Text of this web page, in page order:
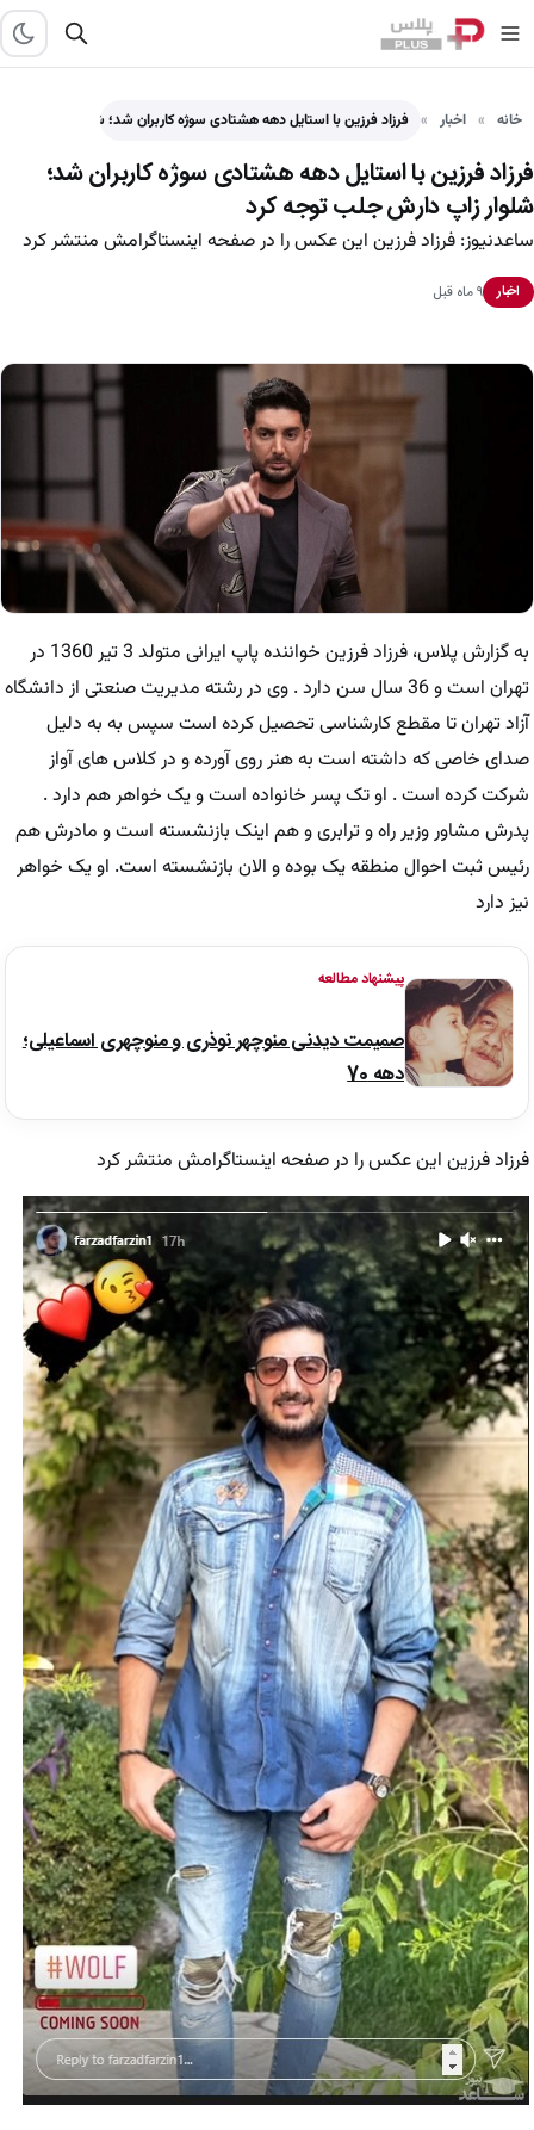
خانه اخبار فرزاد فرزین با استایل دهه هشتادی سوژه کاربران شد؛ شلوار…
فرزاد فرزین با استایل دهه هشتادی سوژه کاربران شد؛
شلوار زاپ دارش جلب توجه کرد
ساعدنیوز: فرزاد فرزین این عکس را در صفحه اینستاگرامش منتشر کرد
اخبار ۹ ماه قبل
به گزارش پلاس، فرزاد فرزین خواننده پاپ ایرانی متولد 3 تیر 1360 در
تهران است و 36 سال سن دارد . وی در رشته مدیریت صنعتی از دانشگاه
آزاد تهران تا مقطع کارشناسی تحصیل کرده است سپس به به دلیل
صدای خاصی که داشته است به هنر روی آورده و در کلاس های آواز
شرکت کرده است . او تک پسر خانواده است و یک خواهر هم دارد .
پدرش مشاور وزیر راه و ترابری و هم اینک بازنشسته است و مادرش هم
رئیس ثبت احوال منطقه یک بوده و الان بازنشسته است. او یک خواهر
نیز دارد
پیشنهاد مطالعه
صمیمت دیدنی منوچهر نوذری و منوچهری اسماعیلی؛
دهه 70
فرزاد فرزین این عکس را در صفحه اینستاگرامش منتشر کرد